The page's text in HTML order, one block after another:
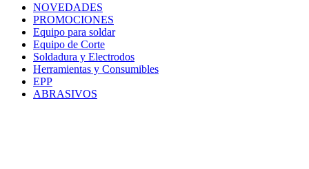
NOVEDADES
PROMOCIONES
Equipo para soldar
Equipo de Corte
Soldadura y Electrodos
Herramientas y Consumibles
EPP
ABRASIVOS